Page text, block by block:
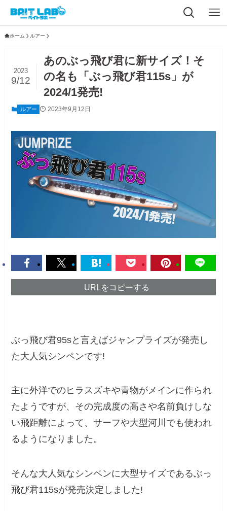
ホーム ルアー
あのぶっ飛び君に新サイズ！そ
の名も「ぶっ飛び君115s」が
2024/1発売!
2023
9/12
ルアー 2023年9月12日
URLをコピーする
ぶっ飛び君95sと言えばジャンプライズが発売し
た大人気シンペンです!
主に外洋でのヒラスズキや青物がメインに作られ
たようですが、その完成度の高さや名前負けしな
い飛距離によって、サーフや大型河川でも使われ
るようになりました。
そんな大人気なシンペンに大型サイズであるぶっ
飛び君115sが発売決定しました!